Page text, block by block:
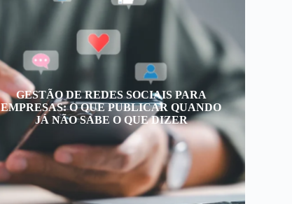
GESTÃO DE REDES SOCIAIS PARA
EMPRESAS: O QUE PUBLICAR QUANDO
JÁ NÃO SABE O QUE DIZER